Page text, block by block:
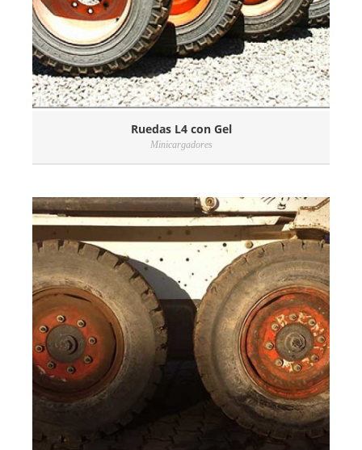
Ruedas L4 con Gel
Minicargadores